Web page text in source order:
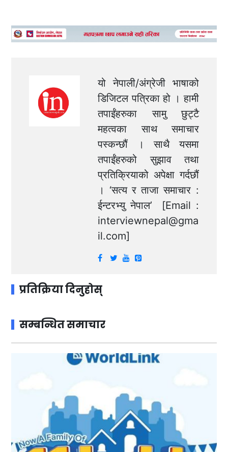
यो नेपाली/अंग्रेजी भाषाको
डिजिटल पत्रिका हो । हामी
तपाईंहरुका सामु छुट्टै
महत्वका साथ समाचार
पस्कन्छौं । साथै यसमा
तपाईंहरुको सुझाव तथा
प्रतिक्रियाको अपेक्षा गर्दछौं
। ‘सत्य र ताजा समाचार :
ईन्टरभ्यु नेपाल’ [Email :
interviewnepal@gma
il.com]
प्रतिक्रिया दिनुहोस्
सम्बन्धित समाचार